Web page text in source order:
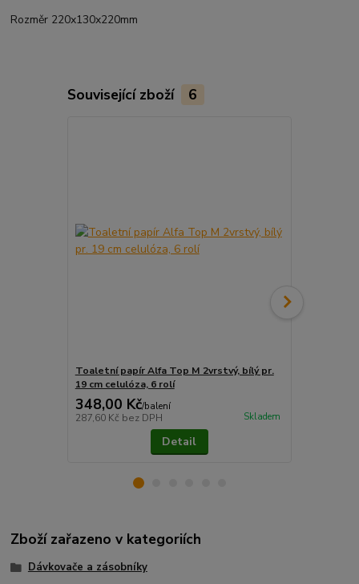
Rozměr 220x130x220mm
Související zboží 6
Toaletní papír Alfa Top M 2vrstvý, bílý pr.
19 cm celulóza, 6 rolí
348,00 Kč/balení
287,60 Kč bez DPH Skladem
Detail
Zboží zařazeno v kategoriích
Dávkovače a zásobníky